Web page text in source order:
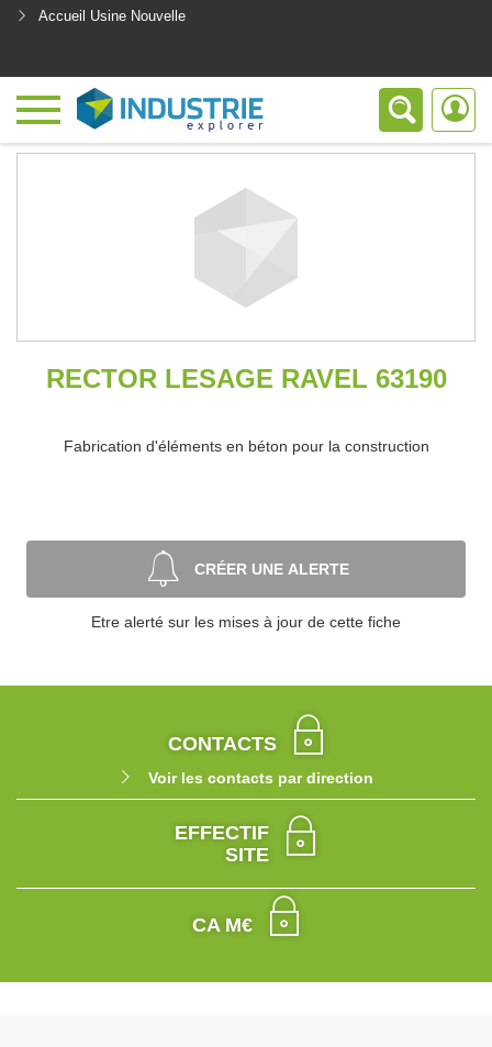
Accueil Usine Nouvelle
RECTOR LESAGE RAVEL 63190
Fabrication d'éléments en béton pour la construction
CRÉER UNE ALERTE
Etre alerté sur les mises à jour de cette fiche
CONTACTS
Voir les contacts par direction
EFFECTIF
SITE
CA M€